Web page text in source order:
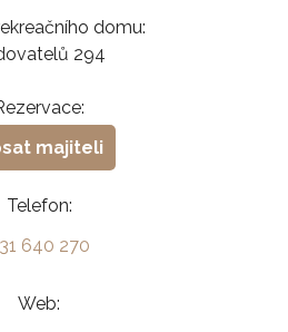
domu:
294
majiteli
Telefon:
640 270
Web: